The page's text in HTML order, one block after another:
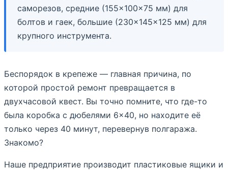
саморезов, средние (155×100×75 мм) для
болтов и гаек, большие (230×145×125 мм) для
крупного инструмента.
Беспорядок в крепеже — главная причина, по
которой простой ремонт превращается в
двухчасовой квест. Вы точно помните, что где-то
была коробка с дюбелями 6×40, но находите её
только через 40 минут, перевернув полгаража.
Знакомо?
Наше предприятие производит пластиковые ящики и